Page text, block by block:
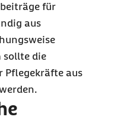
für
aus
sollte die
Pflegekräfte aus